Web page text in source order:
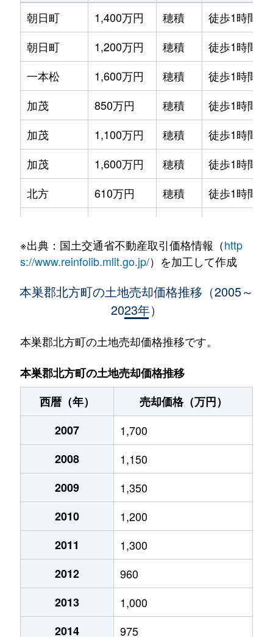
朝日町
1,400万円 穂積
徒歩1時間
朝日町
1,200万円 穂積
徒歩1時間
一本松
1,600万円 穂積
徒歩1時間
加茂
850万円 穂積
徒歩1時間
加茂
1,100万円 穂積
徒歩1時間
加茂
1,600万円 穂積
徒歩1時間
北方
610万円 穂積
徒歩1時間
北方
300万円 穂積
徒歩1時間
32,000万円
栄町
530万円 穂積
芝原中町
650万円 穂積
芝原西町
2,400万円 穂積
徒歩1時間
芝原東町
1,300万円
3,300万円
高屋石末
2,400万円
高屋伊勢田
9,200万円
高屋条里
1,400万円
200万円
柱本南
1,100万円
柱本南
1,100万円
※出典：国土交通省不動産取引価格情報（http
s://www.reinfolib.mlit.go.jp/）を加工して作成
本巣郡北方町の土地売却価格推移（2005～
2023年）
本巣郡北方町の土地売却価格推移です。
本巣郡北方町の土地売却価格推移
西暦（年）
売却価格（万円）
2007
1,700
2008
1,150
2009
1,350
2010
1,200
2011
1,300
2012
960
2013
1,000
2014
975